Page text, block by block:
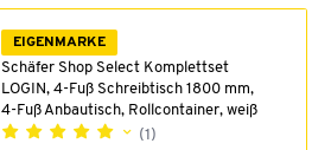
EIGENMARKE
Schäfer Shop Select Komplettset
LOGIN, 4-Fuß Schreibtisch 1800 mm,
4-Fuß Anbautisch, Rollcontainer, weiß
(1)